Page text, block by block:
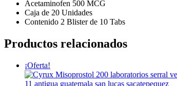
Acetaminofen 500 MCG
Caja de 20 Unidades
Contenido 2 Blister de 10 Tabs
Productos relacionados
¡Oferta!